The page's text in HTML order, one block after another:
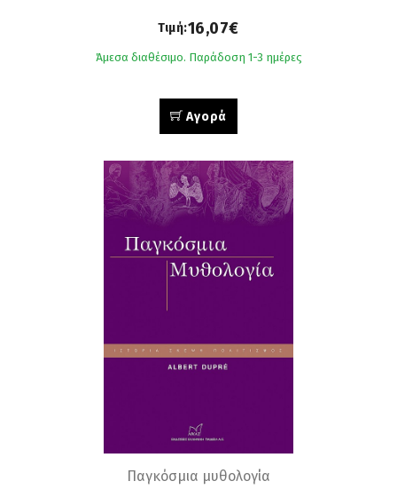
Τιμή:16,07€
Άμεσα διαθέσιμο. Παράδοση 1-3 ημέρες
Αγορά
Παγκόσμια μυθολογία